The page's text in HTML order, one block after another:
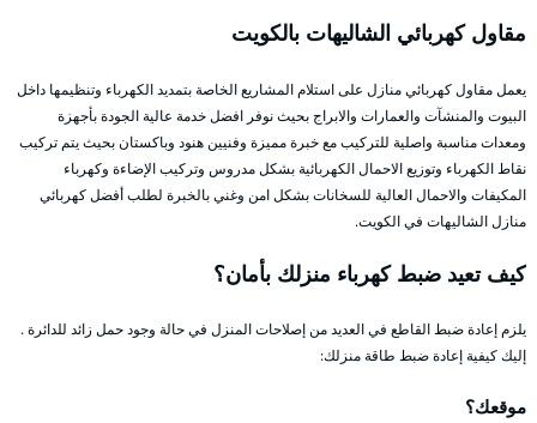
مقاول كهربائي الشاليهات بالكويت
يعمل مقاول كهربائي منازل على استلام المشاريع الخاصة بتمديد الكهرباء وتنظيمها داخل
البيوت والمنشآت والعمارات والابراج بحيث نوفر افضل خدمة عالية الجودة بأجهزة
ومعدات مناسبة واصلية للتركيب مع خبرة مميزة وفنيين هنود وباكستان بحيث يتم تركيب
نقاط الكهرباء وتوزيع الاحمال الكهربائية بشكل مدروس وتركيب الإضاءة وكهرباء
المكيفات والاحمال العالية للسخانات بشكل امن وغني بالخبرة لطلب أفضل كهربائي
منازل الشاليهات في الكويت.
كيف تعيد ضبط كهرباء منزلك بأمان؟
يلزم إعادة ضبط القاطع في العديد من إصلاحات المنزل في حالة وجود حمل زائد للدائرة .
إليك كيفية إعادة ضبط طاقة منزلك:
موقعك؟